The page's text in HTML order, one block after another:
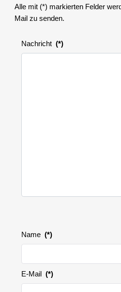
Alle mit (*) markierten Felder
Mail zu senden.
Nachricht (*)
Name (*)
E-Mail (*)